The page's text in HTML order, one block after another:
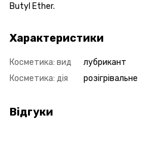
Butyl Ether.
Характеристики
Косметика: вид
лубрикант
Косметика: дія
розігрівальне
Відгуки